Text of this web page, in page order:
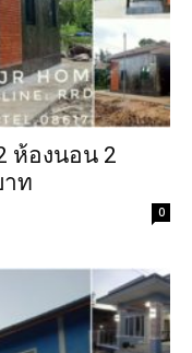
ห้องนอน 2
าท
0